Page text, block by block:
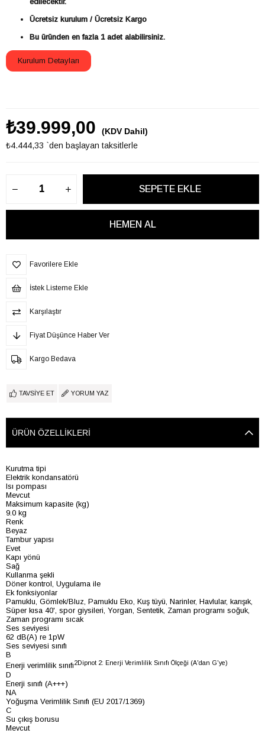
Ücretsiz kurulum / Ücretsiz Kargo
Bu üründen en fazla 1 adet alabilirsiniz.
Kurulum Detayları
₺39.999,00
(KDV Dahil)
₺4.444,33 `den başlayan taksitlerle
Favorilere Ekle
İstek Listeme Ekle
Karşılaştır
Fiyat Düşünce Haber Ver
Kargo Bedava
TAVSIYE ET YORUM YAZ
ÜRÜN ÖZELLIKLERI
Kurutma tipi
Elektrik kondansatörü
Isı pompası
Mevcut
Maksimum kapasite (kg)
9.0 kg
Renk
Beyaz
Tambur yapısı
Evet
Kapı yönü
Sağ
Kullanma şekli
Döner kontrol, Uygulama ile
Ek fonksiyonlar
Pamuklu, Gömlek/Bluz, Pamuklu Eko, Kuş tüyü, Narinler, Havlular, karışık,
Süper kısa 40', spor giysileri, Yorgan, Sentetik, Zaman programı soğuk,
Zaman programı sıcak
Ses seviyesi
62 dB(A) re 1pW
Ses seviyesi sınıfı
B
Enerji verimlilik sınıfı2Dipnot 2: Enerji Verimlilik Sınıfı Ölçeği (A'dan G'ye)
D
Enerji sınıfı (A+++)
NA
Yoğuşma Verimlilik Sınıfı (EU 2017/1369)
C
Su çıkış borusu
Mevcut